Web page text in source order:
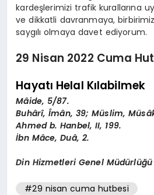
kardeşlerimizi trafik kurallarına
ve dikkatli davranmaya,
saygılı olmaya davet ediyorum.
29 Nisan 2022 Cuma
Hayatı Helal Kılabilmek
Mâide, 5/87.
Buhârî, Îmân, 39; Müslim,
Ahmed b. Hanbel, II, 199.
İbn Mâce, Duâ, 2.
Din Hizmetleri Genel Müdürlüğü
#29 nisan cuma hutbesi